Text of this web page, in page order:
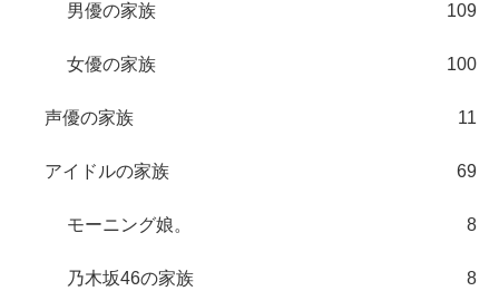
男優の家族 109
女優の家族 100
声優の家族 11
アイドルの家族 69
モーニング娘。 8
乃木坂46の家族 8